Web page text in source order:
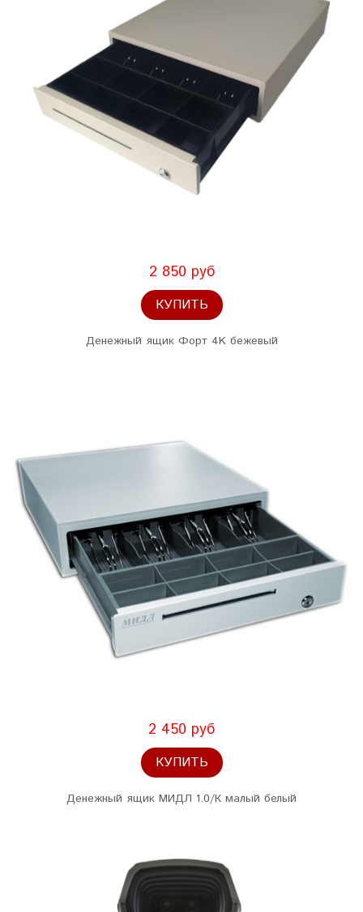
2 850 руб
КУПИТЬ
Денежный ящик Форт 4K бежевый
2 450 руб
КУПИТЬ
Денежный ящик МИДЛ 1.0/К малый белый